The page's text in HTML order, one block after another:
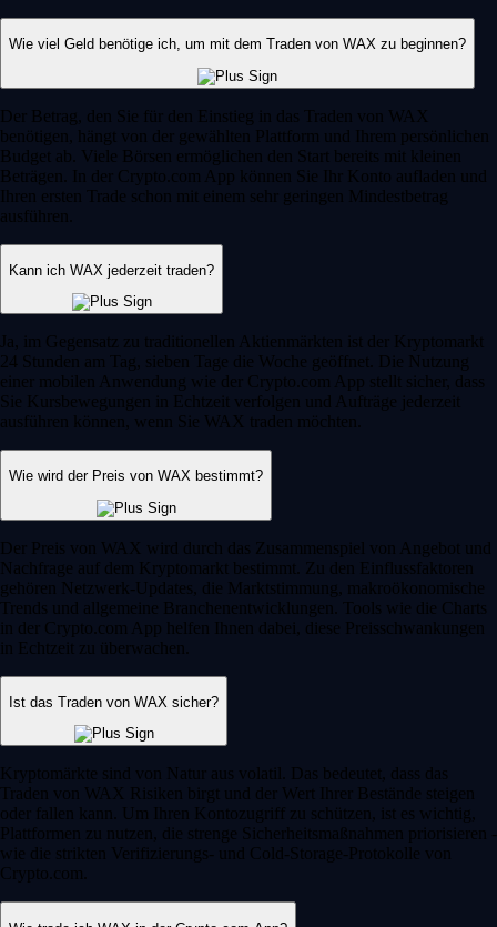
Wie viel Geld benötige ich, um mit dem Traden von WAX zu beginnen?
Der Betrag, den Sie für den Einstieg in das Traden von WAX
benötigen, hängt von der gewählten Plattform und Ihrem persönlichen
Budget ab. Viele Börsen ermöglichen den Start bereits mit kleinen
Beträgen. In der Crypto.com App können Sie Ihr Konto aufladen und
Ihren ersten Trade schon mit einem sehr geringen Mindestbetrag
ausführen.
Kann ich WAX jederzeit traden?
Ja, im Gegensatz zu traditionellen Aktienmärkten ist der Kryptomarkt
24 Stunden am Tag, sieben Tage die Woche geöffnet. Die Nutzung
einer mobilen Anwendung wie der Crypto.com App stellt sicher, dass
Sie Kursbewegungen in Echtzeit verfolgen und Aufträge jederzeit
ausführen können, wenn Sie WAX traden möchten.
Wie wird der Preis von WAX bestimmt?
Der Preis von WAX wird durch das Zusammenspiel von Angebot und
Nachfrage auf dem Kryptomarkt bestimmt. Zu den Einflussfaktoren
gehören Netzwerk-Updates, die Marktstimmung, makroökonomische
Trends und allgemeine Branchenentwicklungen. Tools wie die Charts
in der Crypto.com App helfen Ihnen dabei, diese Preisschwankungen
in Echtzeit zu überwachen.
Ist das Traden von WAX sicher?
Kryptomärkte sind von Natur aus volatil. Das bedeutet, dass das
Traden von WAX Risiken birgt und der Wert Ihrer Bestände steigen
oder fallen kann. Um Ihren Kontozugriff zu schützen, ist es wichtig,
Plattformen zu nutzen, die strenge Sicherheitsmaßnahmen priorisieren -
wie die strikten Verifizierungs- und Cold-Storage-Protokolle von
Crypto.com.